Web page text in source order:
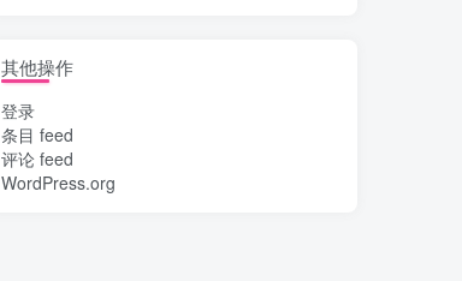
其他操作
登录
条目 feed
评论 feed
WordPress.org